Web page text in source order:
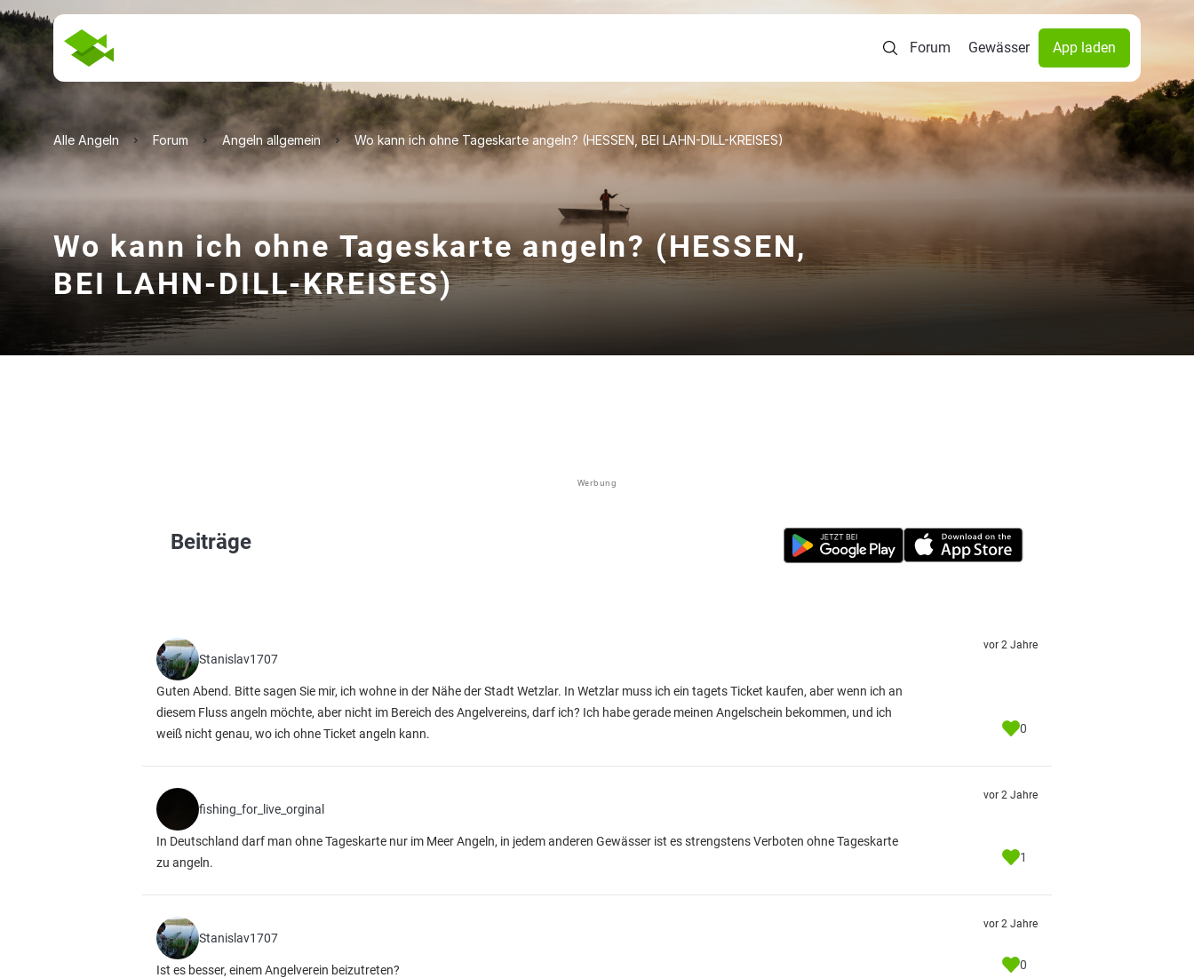
Forum Gewässer App laden
Alle Angeln Forum Angeln allgemein Wo kann ich ohne Tageskarte angeln? (HESSEN, BEI LAHN-DILL-KREISES)
Wo kann ich ohne Tageskarte angeln? (HESSEN,
BEI LAHN-DILL-KREISES)
Werbung
Beiträge
Stanislav1707
Guten Abend. Bitte sagen Sie mir, ich wohne in der Nähe der Stadt Wetzlar. In Wetzlar muss ich ein tagets Ticket kaufen, aber wenn ich an
diesem Fluss angeln möchte, aber nicht im Bereich des Angelvereins, darf ich? Ich habe gerade meinen Angelschein bekommen, und ich
weiß nicht genau, wo ich ohne Ticket angeln kann.
vor 2 Jahre
0
fishing_for_live_orginal
In Deutschland darf man ohne Tageskarte nur im Meer Angeln, in jedem anderen Gewässer ist es strengstens Verboten ohne Tageskarte
zu angeln.
vor 2 Jahre
1
Stanislav1707
Ist es besser, einem Angelverein beizutreten?
vor 2 Jahre
0